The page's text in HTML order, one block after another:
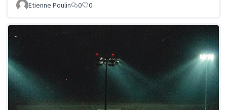
Etienne Poulin
0 0